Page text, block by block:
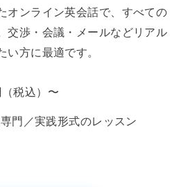
オンライン英会話で、すべての
交渉・会議・メールなどリアル
い方に最適です。
税込）〜
門／実践形式のレッスン